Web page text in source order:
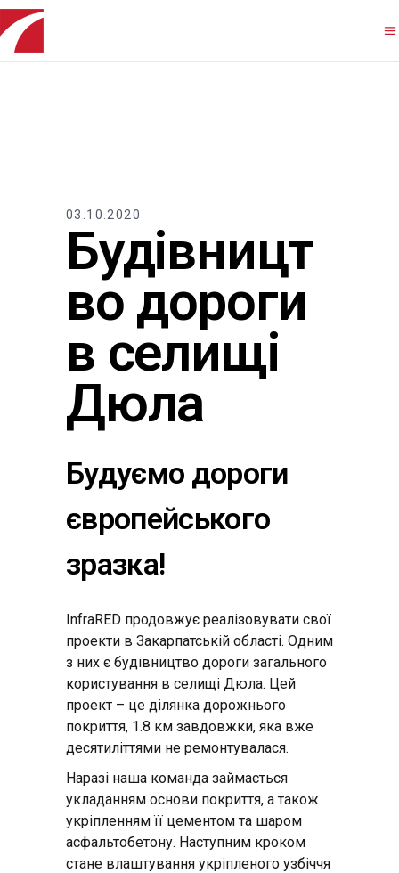
03.10.2020
Будівницт
во дороги
в селищі
Дюла
Будуємо дороги
європейського
зразка!
InfraRED продовжує реалізовувати свої
проекти в Закарпатській області. Одним
з них є будівництво дороги загального
користування в селищі Дюла. Цей
проект – це ділянка дорожнього
покриття, 1.8 км завдовжки, яка вже
десятиліттями не ремонтувалася.
Наразі наша команда займається
укладанням основи покриття, а також
укріпленням її цементом та шаром
асфальтобетону. Наступним кроком
стане влаштування укріпленого узбіччя